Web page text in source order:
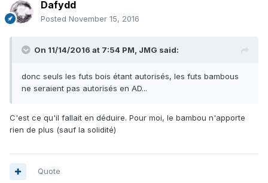
Dafydd
Posted November 15, 2016
On 11/14/2016 at 7:54 PM, JMG said:
donc seuls les futs bois étant autorisés, les futs bambous
ne seraient pas autorisés en AD...
C'est ce qu'il fallait en déduire. Pour moi, le bambou n'apporte
rien de plus (sauf la solidité)
Quote